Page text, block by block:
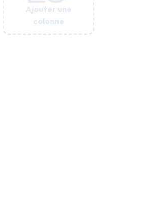
Ajouter une
colonne
Ajouter une
colonne
Ajouter une
colonne
Ajouter une
colonne
Ajouter une
colonne
Ajouter une
colonne